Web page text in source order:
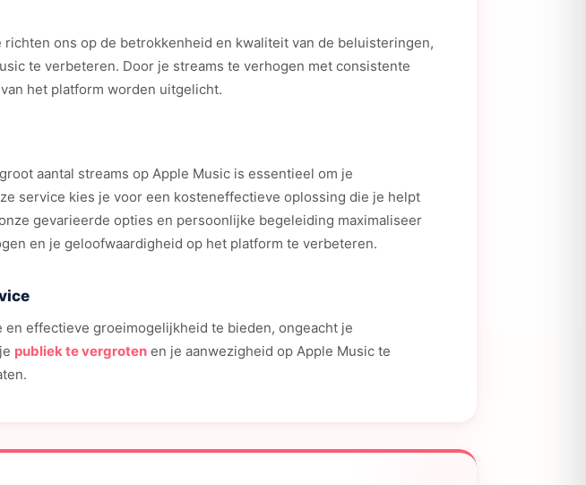
ons op de betrokkenheid en kwaliteit van de beluisteringen,
te verbeteren. Door je streams te verhogen met consistente
het platform worden uitgelicht.
aantal streams op Apple Music is essentieel om je
service kies je voor een kosteneffectieve oplossing die je helpt
gevarieerde opties en persoonlijke begeleiding maximaliseer
en je geloofwaardigheid op het platform te verbeteren.
effectieve groeimogelijkheid te bieden, ongeacht je
publiek te vergroten en je aanwezigheid op Apple Music te